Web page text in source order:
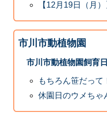
【12月19日（月）
市川市動植物園
市川市動植物園飼育
もちろん笹だって
休園日のウメちゃ